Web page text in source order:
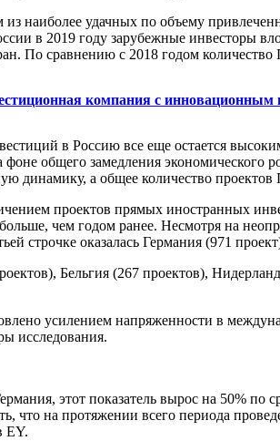
наиболее удачных по объему
в 2019 году зарубежные инвесторы
По сравнению с 2018 годом
компания с инновационным
в Россию все еще остается
общего замедления
динамику, а общее количество
проектов прямых иностранных
чем годом ранее. Несмотря на
строчке оказалась Германия (971
Бельгия (267 проектов),
усилением напряженности в
исследования.
этот показатель вырос на 50%
что на протяжении всего периода
EY.